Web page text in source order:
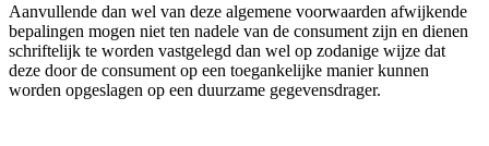
Aanvullende dan wel van deze algemene voorwaarden afwijkende
bepalingen mogen niet ten nadele van de consument zijn en dienen
schriftelijk te worden vastgelegd dan wel op zodanige wijze dat
deze door de consument op een toegankelijke manier kunnen
worden opgeslagen op een duurzame gegevensdrager.